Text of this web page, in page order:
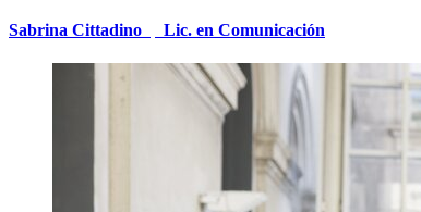
Sabrina Cittadino Lic. en Comunicación